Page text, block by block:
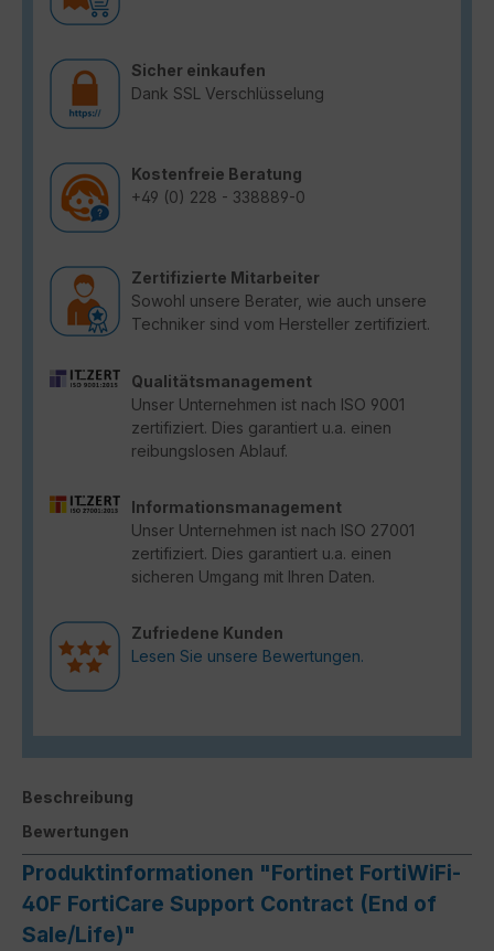
Sicher einkaufen
Dank SSL Verschlüsselung
Kostenfreie Beratung
+49 (0) 228 - 338889-0
Zertifizierte Mitarbeiter
Sowohl unsere Berater, wie auch unsere
Techniker sind vom Hersteller zertifiziert.
Qualitätsmanagement
Unser Unternehmen ist nach ISO 9001
zertifiziert. Dies garantiert u.a. einen
reibungslosen Ablauf.
Informationsmanagement
Unser Unternehmen ist nach ISO 27001
zertifiziert. Dies garantiert u.a. einen
sicheren Umgang mit Ihren Daten.
Zufriedene Kunden
Lesen Sie unsere Bewertungen.
Beschreibung
Bewertungen
Produktinformationen "Fortinet FortiWiFi-
40F FortiCare Support Contract (End of
Sale/Life)"